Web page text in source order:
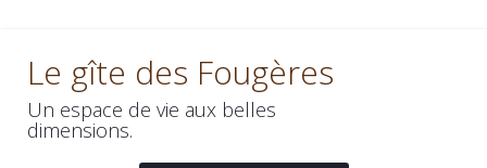
Le gîte des Fougères
Un espace de vie aux belles
dimensions.